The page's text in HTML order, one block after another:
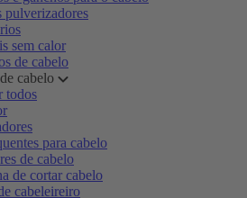
pulverizadores
sem calor
de cabelo
cabelo
todos
para cabelo
de cabelo
de cortar cabelo
cabeleireiro